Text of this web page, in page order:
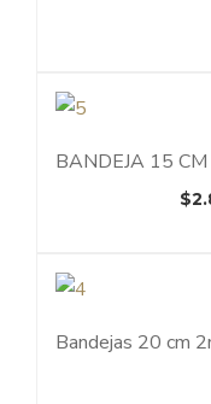
BANDEJA 15
$
Bandejas 20 cm